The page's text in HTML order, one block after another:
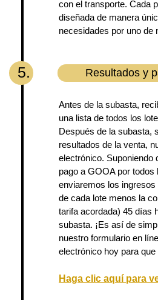
con el transporte. Cada
diseñada de manera
necesidades por uno de
5. Resultados y
Antes de la subasta,
una lista de todos los
Después de la subasta,
resultados de la venta,
electrónico. Suponiendo
pago a GOOA por
enviaremos los
de cada lote menos la
tarifa acordada) 45 días
subasta. ¡Es así de
nuestro formulario en
electrónico hoy para
Haga clic aquí para